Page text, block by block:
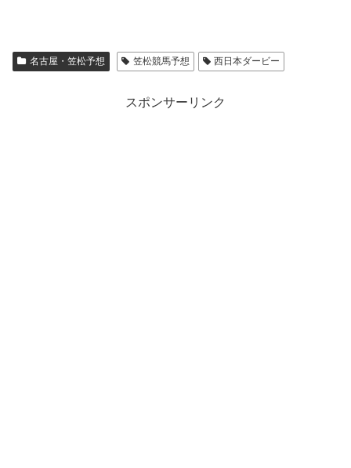
名古屋・笠松予想 笠松競馬予想 西日本ダービー
スポンサーリンク